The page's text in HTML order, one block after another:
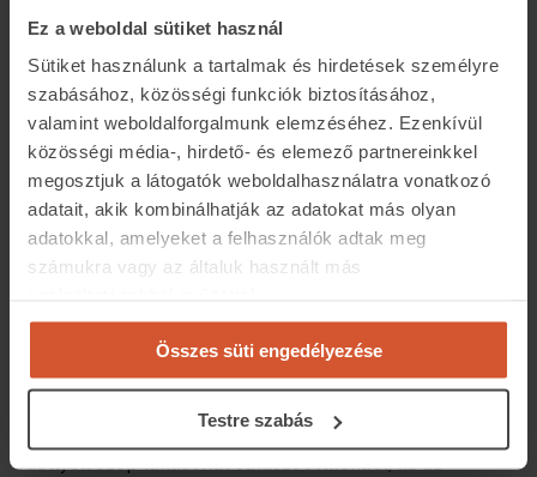
Ez a weboldal sütiket használ
Sütiket használunk a tartalmak és hirdetések személyre
szabásához, közösségi funkciók biztosításához,
valamint weboldalforgalmunk elemzéséhez. Ezenkívül
közösségi média-, hirdető- és elemező partnereinkkel
megosztjuk a látogatók weboldalhasználatra vonatkozó
adatait, akik kombinálhatják az adatokat más olyan
adatokkal, amelyeket a felhasználók adtak meg
számukra vagy az általuk használt más
Összes süti engedélyezése
Testre szabás
Legyen az irodád is különleges!
Aki ilyen szép lakásokat választ otthonául, az az